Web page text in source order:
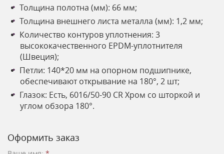
Толщина полотна (мм): 66 мм;
Толщина внешнего листа металла (мм): 1,2 мм;
Количество контуров уплотнения: 3
высококачественного EPDM-уплотнителя
(Швеция);
Петли: 140*20 мм на опорном подшипнике,
обеспечивают открывание на 180°, 2 шт;
Глазок: Есть, 6016/50-90 CR Хром со шторкой и
углом обзора 180°.
Оформить заказ